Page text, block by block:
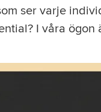
ser varje
I våra ögon